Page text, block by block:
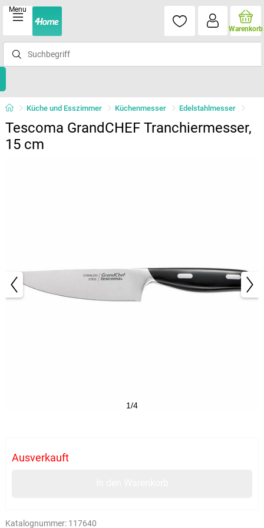
Menu
Warenkorb
Küche und Esszimmer Küchenmesser Edelstahlmesser
Tescoma GrandCHEF Tranchiermesser,
15 cm
1/4
Ausverkauft
Katalognummer: 117640